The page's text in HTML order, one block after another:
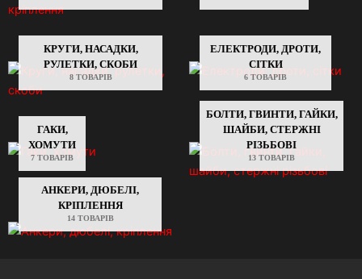
КРУГИ, НАСАДКИ,
РУЛЕТКИ, СКОБИ
8 ТОВАРІВ
ЕЛЕКТРОДИ, ДРОТИ,
СІТКИ
6 ТОВАРІВ
ГАКИ,
ХОМУТИ
7 ТОВАРІВ
БОЛТИ, ГВИНТИ, ГАЙКИ,
ШАЙБИ, СТЕРЖНІ
РІЗЬБОВІ
13 ТОВАРІВ
АНКЕРИ, ДЮБЕЛІ,
КРІПЛЕННЯ
14 ТОВАРІВ